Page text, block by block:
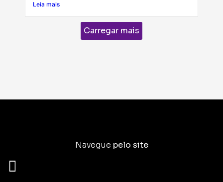
Leia mais
Carregar mais
Navegue pelo site